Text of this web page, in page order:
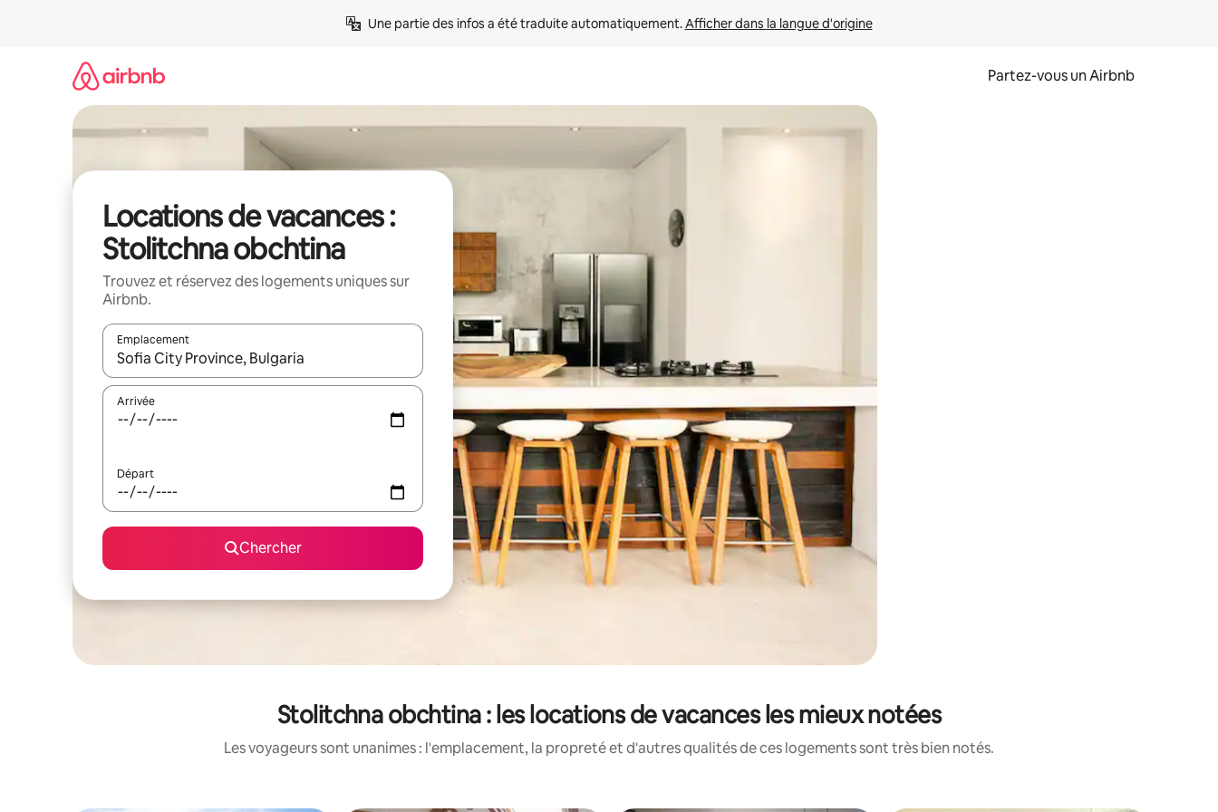
Une partie des infos a été traduite automatiquement. Afficher dans la langue d'origine
Partez-vous un Airbnb
Locations de vacances :
Stolitchna obchtina
Trouvez et réservez des logements uniques sur
Airbnb.
Emplacement
Quand les résultats sont affichés, parcourez-les en utilisant les flèches vers le haut et vers le bas, ou en appuyant dessus et en les faisant glisser.
Arrivée
Départ
Chercher
Stolitchna obchtina : les locations de vacances les mieux notées
Les voyageurs sont unanimes : l'emplacement, la propreté et d'autres qualités de ces logements sont très bien notés.